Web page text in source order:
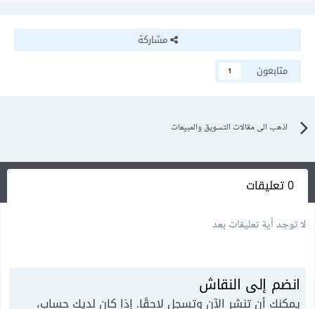
مشاركة
متابعون
1
اذهب الى مقالات التسويق والمبيعات
0 تعليقات
لا توجد أية تعليقات بعد
انضم إلى النقاش
يمكنك أن تنشر الآن وتسجل لاحقًا. إذا كان لديك حساب،